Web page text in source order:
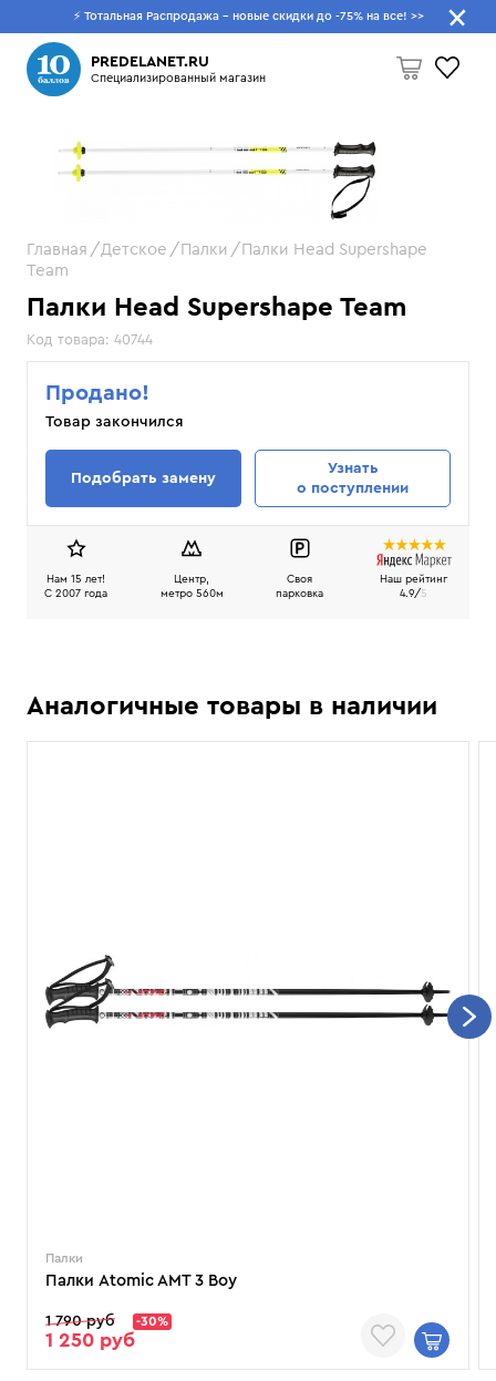
⚡ Тотальная Распродажа - новые скидки до -75% на все! >>
PREDELANET.RU
Специализированный магазин
Пусто
Что будем искать?
Палки Head Supershape Team
Код товара: 40744
Главная Детское Палки
Палки Head Supershape
Team
Продано!
Товар закончился
Подобрать замену
Узнать
о поступлении
Нам 15 лет!
C 2007 года
Центр,
метро 560м
Своя
парковка
Наш рейтинг
4.9/5
Аналогичные товары в наличии
Палки
Палки Atomic AMT 3 Boy
1 790 руб -30%
1 250 руб